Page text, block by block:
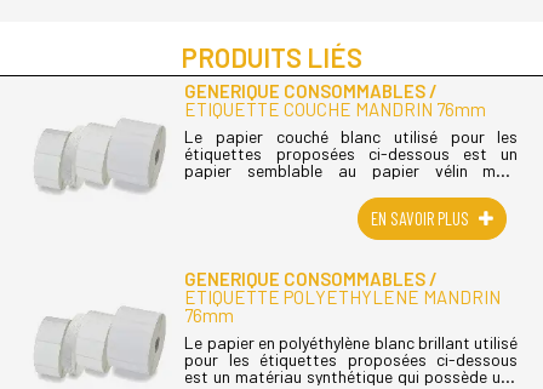
PRODUITS LIÉS
GENERIQUE CONSOMMABLES
ETIQUETTE COUCHE MANDRIN 76mm
Le papier couché blanc utilisé pour les
étiquettes proposées ci-dessous est un
papier semblable au papier vélin mais
L'adhésif permanent utilisé au dos de (...)
EN SAVOIR PLUS
GENERIQUE CONSOMMABLES
ETIQUETTE POLYETHYLENE MANDRIN
76mm
Le papier en polyéthylène blanc brillant utilisé
pour les étiquettes proposées ci-dessous
est un matériau synthétique qui possède une